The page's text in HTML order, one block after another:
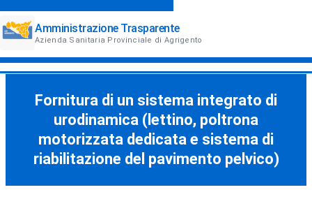
Amministrazione Trasparente
Azienda Sanitaria Provinciale di Agrigento
Fornitura di un sistema integrato di
urodinamica (lettino, poltrona
motorizzata dedicata e sistema di
riabilitazione del pavimento pelvico)